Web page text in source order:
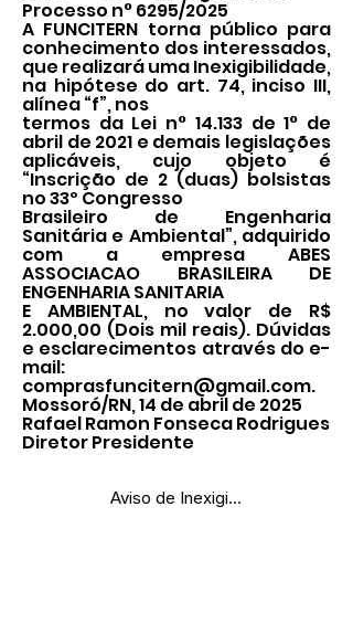
Processo n° 6295/2025
A FUNCITERN torna público para
conhecimento dos interessados,
que realizará uma Inexigibilidade,
na hipótese do art. 74, inciso III,
alínea “f”, nos
termos da Lei n° 14.133 de 1° de
abril de 2021 e demais legislações
aplicáveis, cujo objeto é
“Inscrição de 2 (duas) bolsistas
no 33º Congresso
Brasileiro de Engenharia
Sanitária e Ambiental”, adquirido
com a empresa ABES
ASSOCIACAO BRASILEIRA DE
ENGENHARIA SANITARIA
E AMBIENTAL, no valor de R$
2.000,00 (Dois mil reais). Dúvidas
e esclarecimentos através do e-
mail:
comprasfuncitern@gmail.com.
Mossoró/RN, 14 de abril de 2025
Rafael Ramon Fonseca Rodrigues
Diretor Presidente
Aviso de Inexigibilidade